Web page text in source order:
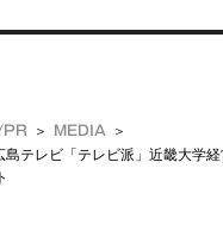
PR MEDIA
島テレビ「テレビ派」近畿大学